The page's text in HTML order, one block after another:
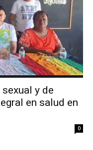
y de
en salud en
0